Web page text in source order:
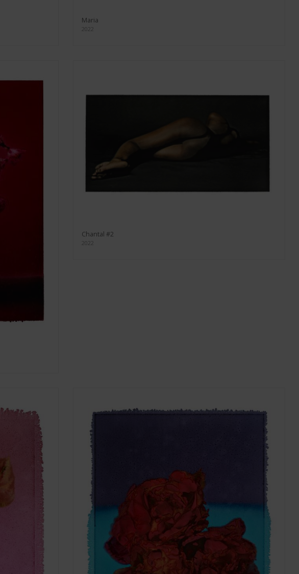
Maria
2022
Chantal #2
2022